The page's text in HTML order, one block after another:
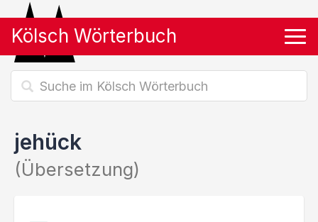
Kölsch Wörterbuch
jehück
(Übersetzung)